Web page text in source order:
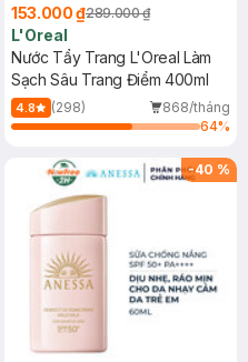
153.000 ₫289.000 ₫
L'Oreal
Nước Tẩy Trang L'Oreal Làm
Sạch Sâu Trang Điểm 400ml
4.8 (298)
868/tháng
64%
-40 %